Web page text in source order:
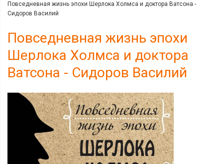
Повседневная жизнь эпохи Шерлока Холмса и доктора Ватсона -
Сидоров Василий
Повседневная жизнь эпохи
Шерлока Холмса и доктора
Ватсона - Сидоров Василий